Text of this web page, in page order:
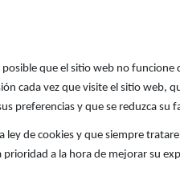
que el sitio web no
cada vez que visite el sitio web,
preferencias y que se reduzca su
de cookies y que siempre
a la hora de mejorar su